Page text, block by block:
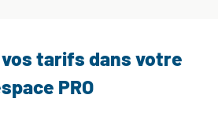
tarifs dans votre
PRO